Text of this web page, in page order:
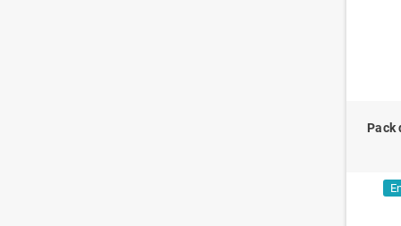
Pack